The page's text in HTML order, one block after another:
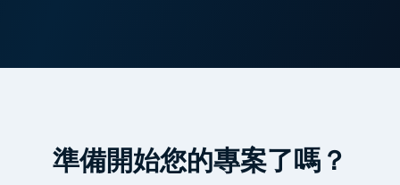
準備開始您的專案了嗎？